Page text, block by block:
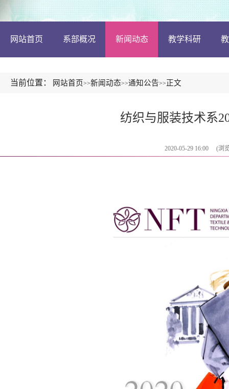
网站首页 系部概况 新闻动态 教学科研
当前位置： 网站首页>>新闻动态>>通知公告>> 正文
纺织与服装技术系
2020-05-29 16:00 (浏